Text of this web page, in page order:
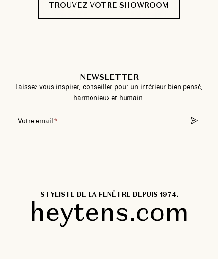
TROUVEZ VOTRE SHOWROOM
NEWSLETTER
Laissez-vous inspirer, conseiller pour un intérieur bien pensé,
harmonieux et humain.
Votre email
STYLISTE DE LA FENÊTRE DEPUIS 1974.
heytens.com